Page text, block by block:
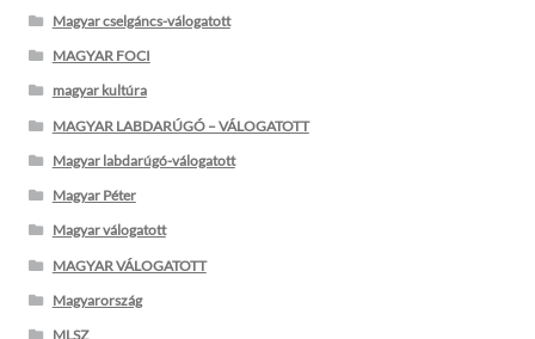
Magyar cselgáncs-válogatott
MAGYAR FOCI
magyar kultúra
MAGYAR LABDARÚGÓ – VÁLOGATOTT
Magyar labdarúgó-válogatott
Magyar Péter
Magyar válogatott
MAGYAR VÁLOGATOTT
Magyarország
MLSZ